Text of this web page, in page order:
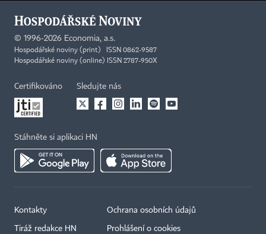
© 1996-2026 Economia, a.s.
Hospodářské noviny (print) ISSN 0862-9587
Hospodářské noviny (online) ISSN 2787-950X
Certifikováno Sledujte nás
Stáhněte si aplikaci HN
Kontakty
Tiráž redakce HN
Ochrana osobních údajů
Prohlášení o cookies